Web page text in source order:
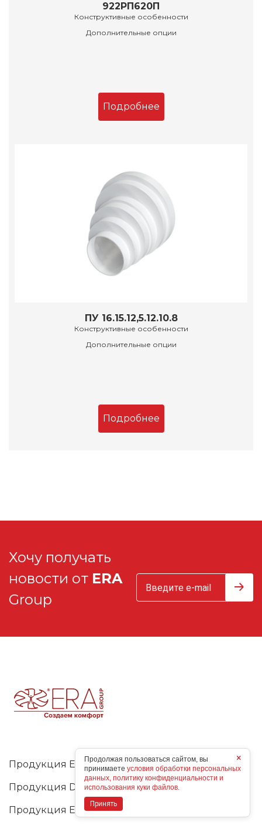
922РП620П
Конструктивные особенности
Дополнительные опции
Подробнее
ПУ 16.15.12,5.12.10.8
Конструктивные особенности
Дополнительные опции
Подробнее
Хочу получать
новости от ERA
Group
Продукция ERA
Продукция DICITI
Продукция EVECS
×
Продолжая пользоваться сайтом, вы
принимаете условия обработки персональных
данных, политику конфиденциальности и
использования куки файлов.
Принять